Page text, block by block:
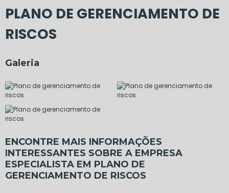
PLANO DE GERENCIAMENTO DE
RISCOS
Galeria
ENCONTRE MAIS INFORMAÇÕES
INTERESSANTES SOBRE A EMPRESA
ESPECIALISTA EM PLANO DE
GERENCIAMENTO DE RISCOS